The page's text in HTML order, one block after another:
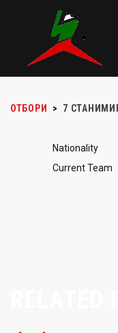
ОТБОРИ > 7
Nationality
Current Team